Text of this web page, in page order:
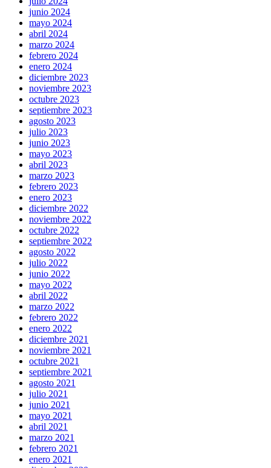
junio 2024
mayo 2024
abril 2024
marzo 2024
febrero 2024
enero 2024
diciembre 2023
noviembre 2023
octubre 2023
septiembre 2023
agosto 2023
julio 2023
junio 2023
mayo 2023
abril 2023
marzo 2023
febrero 2023
enero 2023
diciembre 2022
noviembre 2022
octubre 2022
septiembre 2022
agosto 2022
julio 2022
junio 2022
mayo 2022
abril 2022
marzo 2022
febrero 2022
enero 2022
diciembre 2021
noviembre 2021
octubre 2021
septiembre 2021
agosto 2021
julio 2021
junio 2021
mayo 2021
abril 2021
marzo 2021
febrero 2021
enero 2021